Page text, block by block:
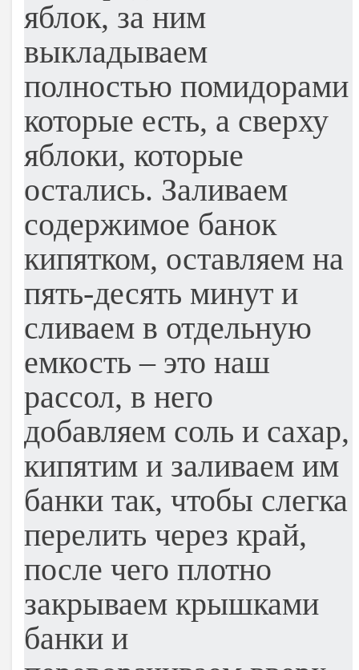
яблок, за ним
выкладываем
полностью помидорами
которые есть, а сверху
яблоки, которые
остались. Заливаем
содержимое банок
кипятком, оставляем на
пять-десять минут и
сливаем в отдельную
емкость – это наш
рассол, в него
добавляем соль и сахар,
кипятим и заливаем им
банки так, чтобы слегка
перелить через край,
после чего плотно
закрываем крышками
банки и